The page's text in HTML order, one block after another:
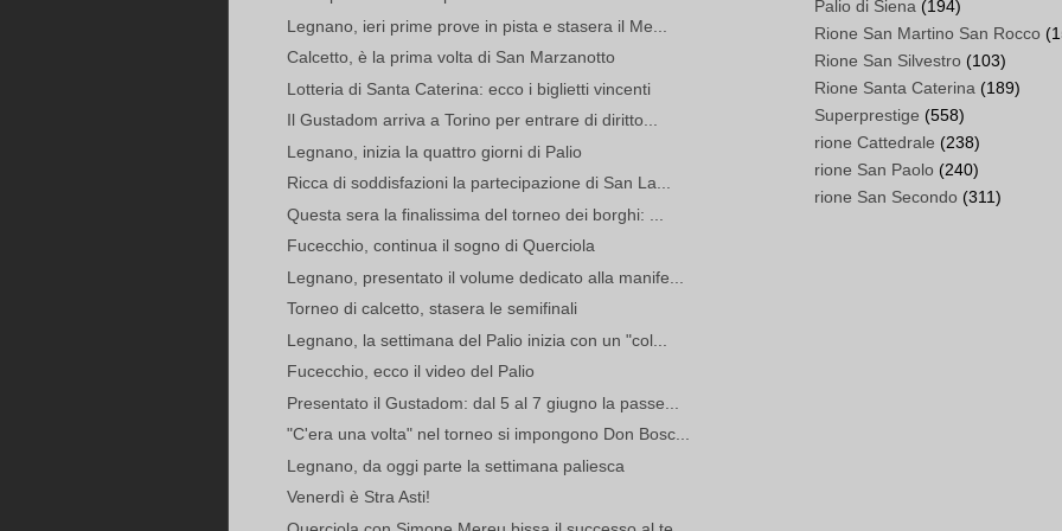
Legnano, ieri prime prove in pista e stasera il Me...
Calcetto, è la prima volta di San Marzanotto
Lotteria di Santa Caterina: ecco i biglietti vincenti
Il Gustadom arriva a Torino per entrare di diritto...
Legnano, inizia la quattro giorni di Palio
Ricca di soddisfazioni la partecipazione di San La...
Questa sera la finalissima del torneo dei borghi: ...
Fucecchio, continua il sogno di Querciola
Legnano, presentato il volume dedicato alla manife...
Torneo di calcetto, stasera le semifinali
Legnano, la settimana del Palio inizia con un "col...
Fucecchio, ecco il video del Palio
Presentato il Gustadom: dal 5 al 7 giugno la passe...
"C'era una volta" nel torneo si impongono Don Bosc...
Legnano, da oggi parte la settimana paliesca
Venerdì è Stra Asti!
Palio di Siena (194)
Rione San Martino San Rocco
Rione San Silvestro (103)
Rione Santa Caterina (189)
Superprestige (558)
rione Cattedrale (238)
rione San Paolo (240)
rione San Secondo (311)